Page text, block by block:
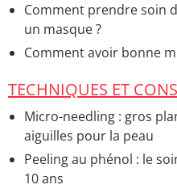
Comment prendre soin
un masque ?
Comment avoir bonne
TECHNIQUES ET
Micro-needling : gros
aiguilles pour la peau
Peeling au phénol : le
10 ans